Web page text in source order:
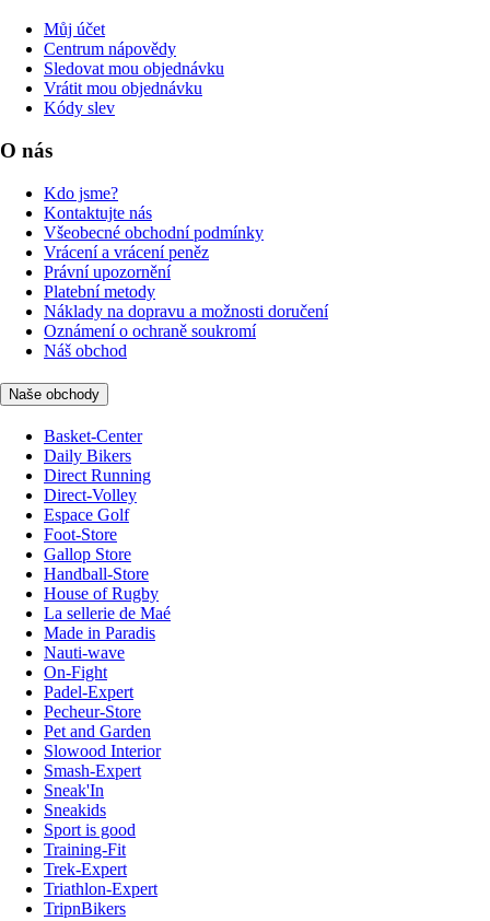
Můj účet
Centrum nápovědy
Sledovat mou objednávku
Vrátit mou objednávku
Kódy slev
O nás
Kdo jsme?
Kontaktujte nás
Všeobecné obchodní podmínky
Vrácení a vrácení peněz
Právní upozornění
Platební metody
Náklady na dopravu a možnosti doručení
Oznámení o ochraně soukromí
Náš obchod
Naše obchody
Basket-Center
Daily Bikers
Direct Running
Direct-Volley
Espace Golf
Foot-Store
Gallop Store
Handball-Store
House of Rugby
La sellerie de Maé
Made in Paradis
Nauti-wave
On-Fight
Padel-Expert
Pecheur-Store
Pet and Garden
Slowood Interior
Smash-Expert
Sneak'In
Sneakids
Sport is good
Training-Fit
Trek-Expert
Triathlon-Expert
TripnBikers